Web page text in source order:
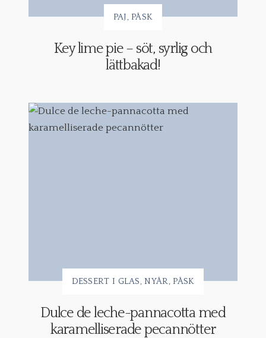
PAJ PÅSK
Key lime pie – söt, syrlig och
lättbakad!
DESSERT I GLAS NYÅR PÅSK
Dulce de leche-pannacotta med
karamelliserade pecannötter